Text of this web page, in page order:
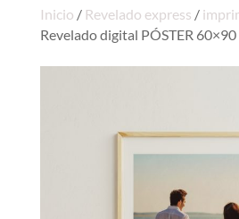
Inicio / Revelado express /
Revelado digital PÓSTER 60×90